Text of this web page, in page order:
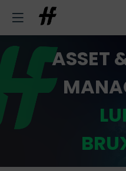
ASSET